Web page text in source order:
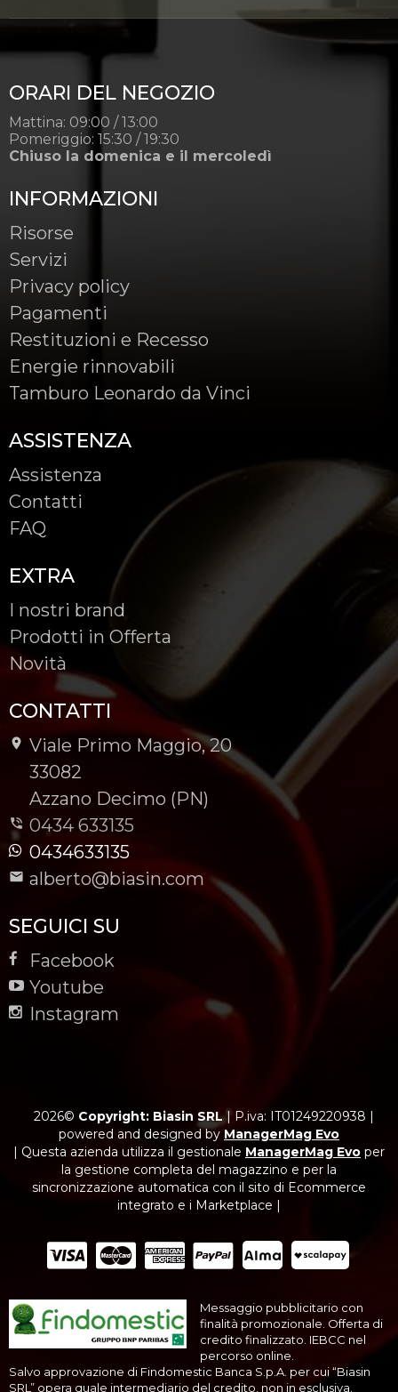
ORARI DEL NEGOZIO
Mattina: 09:00 / 13:00
Pomeriggio: 15:30 / 19:30
Chiuso la domenica e il mercoledì
INFORMAZIONI
Risorse
Servizi
Privacy policy
Pagamenti
Restituzioni e Recesso
Energie rinnovabili
Tamburo Leonardo da Vinci
ASSISTENZA
Assistenza
Contatti
FAQ
EXTRA
I nostri brand
Prodotti in Offerta
Novità
CONTATTI
Viale Primo Maggio, 20
-
33082
-
Azzano Decimo (PN)
0434 633135
0434633135
alberto@biasin.com
SEGUICI SU
Facebook
Youtube
Instagram
2026© Copyright: Biasin SRL| P.iva: IT01249220938 |
powered and designed by ManagerMag Evo
| Questa azienda utilizza il gestionale ManagerMag Evo per
la gestione completa del magazzino e per la
sincronizzazione automatica con il sito di Ecommerce
integrato e i Marketplace |
Messaggio pubblicitario con
finalità promozionale. Offerta di
credito finalizzato. IEBCC nel
percorso online.
Salvo approvazione di Findomestic Banca S.p.A. per cui “Biasin
SRL” opera quale intermediario del credito, non in esclusiva.